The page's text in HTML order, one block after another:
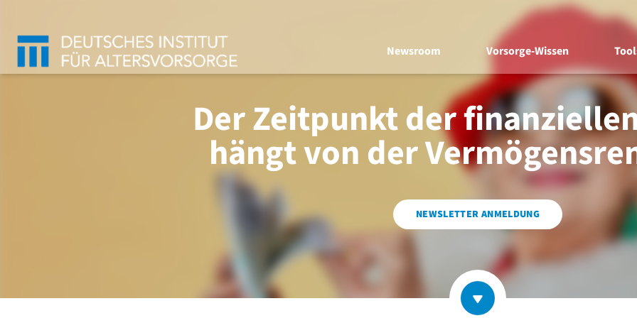
Newsroom Vorsorge-Wissen
Der Zeitpunkt der
hängt von der
NEWSLETTER ANMELDUNG